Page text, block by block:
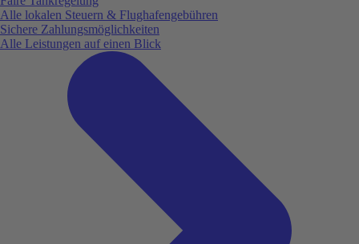
Alle lokalen Steuern & Flughafengebühren
Sichere Zahlungsmöglichkeiten
Alle Leistungen auf einen Blick